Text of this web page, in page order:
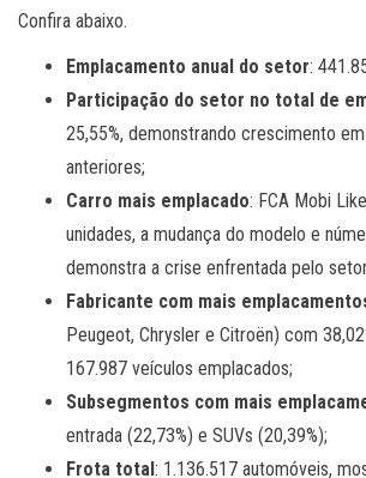
Confira abaixo.
Emplacamento anual do setor:
Participação do setor no total de
25,55%, demonstrando crescimento
anteriores;
Carro mais emplacado: FCA Mobi
unidades, a mudança do modelo e
demonstra a crise enfrentada pelo
Fabricante com mais
Peugeot, Chrysler e Citroën) com
167.987 veículos emplacados;
Subsegmentos com mais
entrada (22,73%) e SUVs (20,39%);
Frota total: 1.136.517 automóveis,